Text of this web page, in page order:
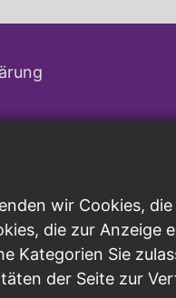
wir Cookies,
die zur Anzeige
Kategorien Sie
der Seite zur